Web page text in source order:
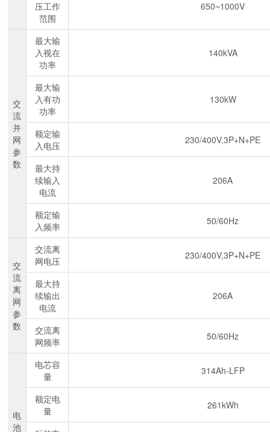
压工作
范围
650~1000V
交
流
并
网
参
数
最大输
入视在
功率
140kVA
最大输
入有功
功率
130kW
额定输
入电压
230/400V,3P+N+PE
最大持
续输入
电流
206A
额定输
入频率
50/60Hz
交
流
离
网
参
数
交流离
网电压
230/400V,3P+N+PE
最大持
续输出
电流
206A
交流离
网频率
50/60Hz
电
池
电芯容
量
314Ah-LFP
额定电
量
261kWh